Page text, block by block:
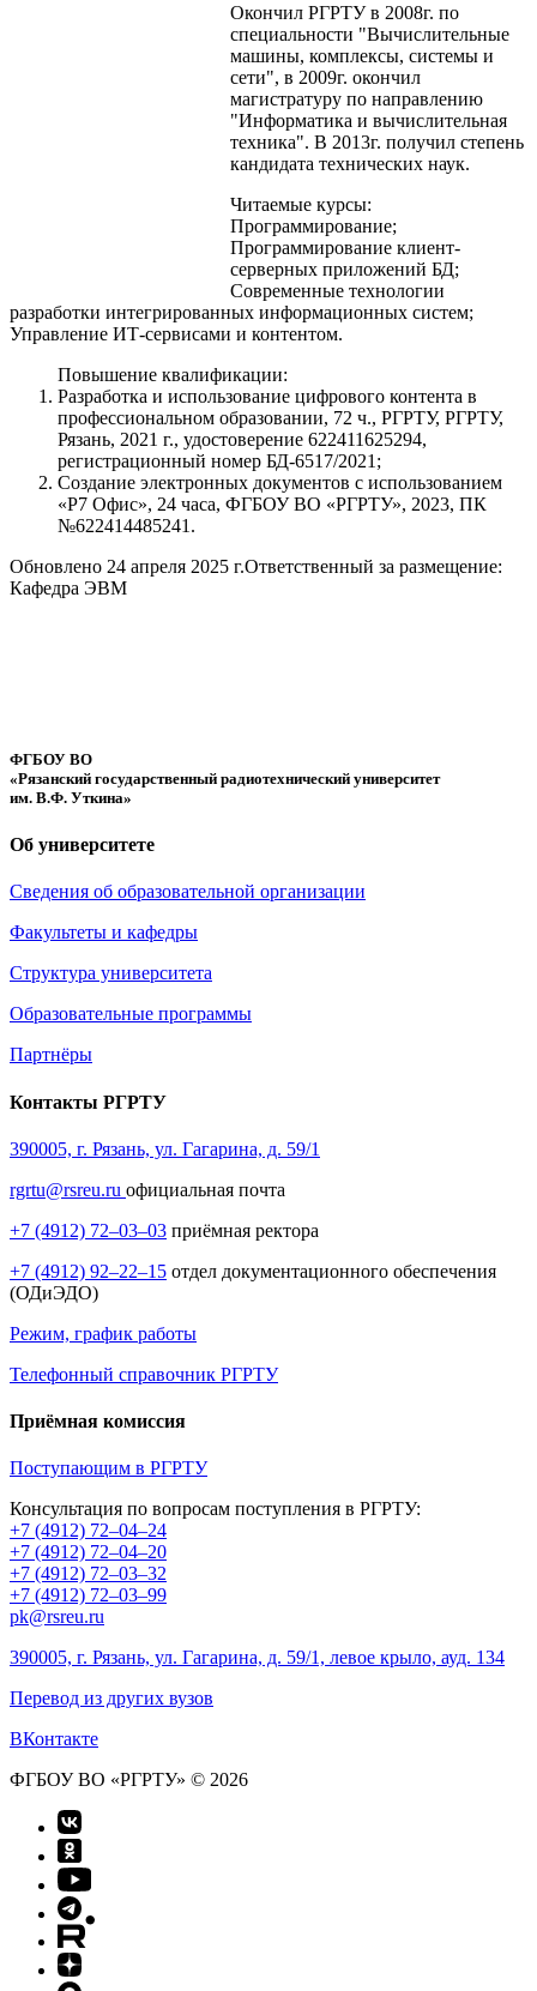
Окончил РГРТУ в 2008г. по
специальности "Вычислительные
машины, комплексы, системы и
сети", в 2009г. окончил
магистратуру по направлению
"Информатика и вычислительная
техника". В 2013г. получил степень
кандидата технических наук.
Читаемые курсы:
Программирование;
Программирование клиент-
серверных приложений БД;
Современные технологии
разработки интегрированных информационных систем;
Управление ИТ-сервисами и контентом.
Повышение квалификации:
Разработка и использование цифрового контента в
профессиональном образовании, 72 ч., РГРТУ, РГРТУ,
Рязань, 2021 г., удостоверение 622411625294,
регистрационный номер БД-6517/2021;
Создание электронных документов с использованием
«Р7 Офис», 24 часа, ФГБОУ ВО «РГРТУ», 2023, ПК
№622414485241.
Обновлено 24 апреля 2025 г.Ответственный за размещение:
Кафедра ЭВМ
ФГБОУ ВО
«Рязанский государственный радиотехнический университет
им. В.Ф. Уткина»
Об университете
Сведения об образовательной организации
Факультеты и кафедры
Структура университета
Образовательные программы
Партнёры
Контакты РГРТУ
390005, г. Рязань, ул. Гагарина, д. 59/1
rgrtu@rsreu.ru официальная почта
+7 (4912) 72–03–03 приёмная ректора
+7 (4912) 92–22–15 отдел документационного обеспечения
(ОДиЭДО)
Режим, график работы
Телефонный справочник РГРТУ
Приёмная комиссия
Поступающим в РГРТУ
Консультация по вопросам поступления в РГРТУ:
+7 (4912) 72–04–24
+7 (4912) 72–04–20
+7 (4912) 72–03–32
+7 (4912) 72–03–99
pk@rsreu.ru
390005, г. Рязань, ул. Гагарина, д. 59/1, левое крыло, ауд. 134
Перевод из других вузов
ВКонтакте
ФГБОУ ВО «РГРТУ» © 2026